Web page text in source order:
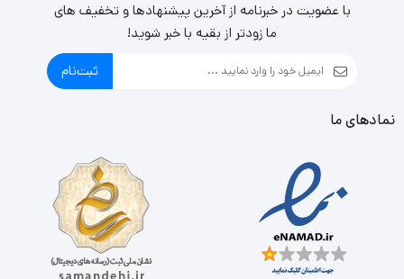
با عضویت در خبرنامه از آخرین پیشنهادها و تخفیف های
ما زودتر از بقیه با خبر شوید!
ثبت‌نام
نمادهای ما